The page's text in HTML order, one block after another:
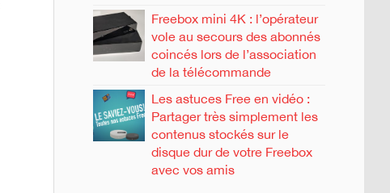
Freebox mini 4K : l’opérateur
vole au secours des abonnés
coincés lors de l’association
de la télécommande
Les astuces Free en vidéo :
Partager très simplement les
contenus stockés sur le
disque dur de votre Freebox
avec vos amis